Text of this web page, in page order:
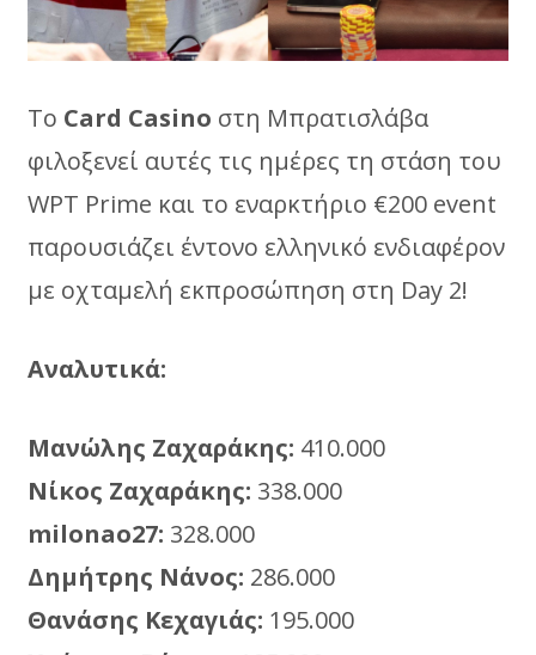
To Card Casino στη Μπρατισλάβα
φιλοξενεί αυτές τις ημέρες τη στάση του
WPT Prime και τo εναρκτήριο €200 event
παρουσιάζει έντονο ελληνικό ενδιαφέρον
με οχταμελή εκπροσώπηση στη Day 2!
Aναλυτικά:
Μανώλης Ζαχαράκης: 410.000
Νίκος Ζαχαράκης: 338.000
milonao27: 328.000
Δημήτρης Νάνος: 286.000
Θανάσης Κεχαγιάς: 195.000